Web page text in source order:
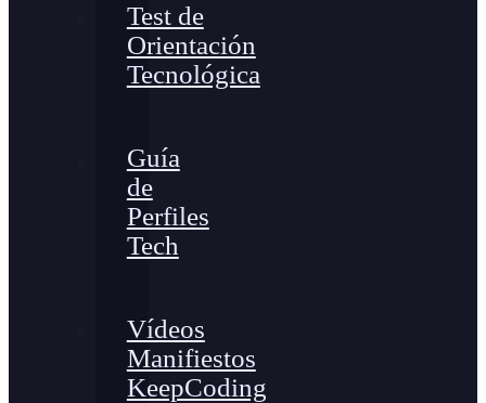
Test de
Orientación
Tecnológica
Guía
de
Perfiles
Tech
Vídeos
Manifiestos
KeepCoding